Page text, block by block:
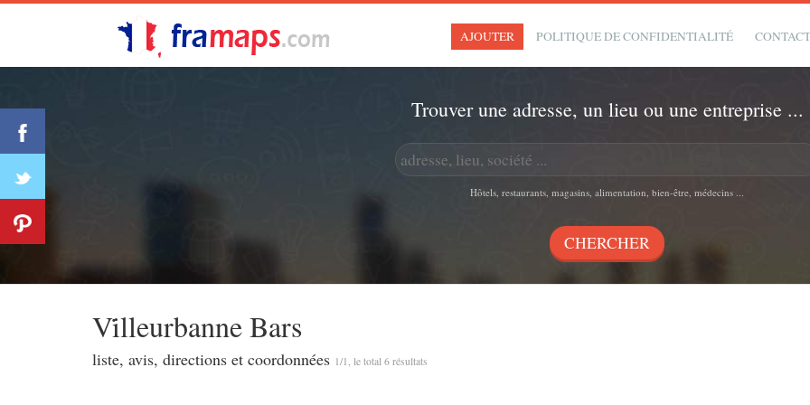
AJOUTER POLITIQUE DE CONFIDENTIALITÉ
Trouver une adresse, un lieu ou une entreprise ...
Hôtels, restaurants, magasins, alimentation, bien-être, médecins ...
Vi̇lleurbanne Bars
liste, avis, directions et coordonnées 1/1, le total 6 résultats